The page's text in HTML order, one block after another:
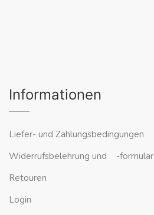
Informationen
Liefer- und Zahlungsbedingungen
Widerrufsbelehrung und -formular
Retouren
Login